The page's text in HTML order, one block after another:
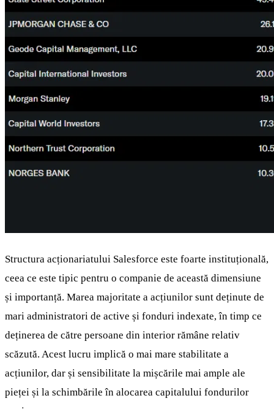
Structura acționariatului Salesforce este foarte instituțională,
ceea ce este tipic pentru o companie de această dimensiune
și importanță. Marea majoritate a acțiunilor sunt deținute de
mari administratori de active și fonduri indexate, în timp ce
deținerea de către persoane din interior rămâne relativ
scăzută. Acest lucru implică o mai mare stabilitate a
acțiunilor, dar și sensibilitate la mișcările mai ample ale
pieței și la schimbările în alocarea capitalului fondurilor